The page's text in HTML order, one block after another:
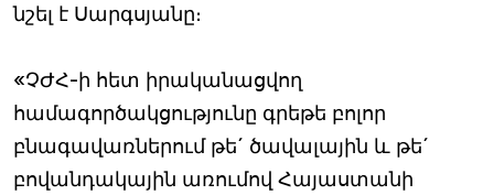
նշել է Սարգսյանը։
«ՉԺՀ-ի հետ իրականացվող
համագործակցությունը գրեթե բոլոր
բնագավառներում թե´ ծավալային և թե´
բովանդակային առումով Հայաստանի